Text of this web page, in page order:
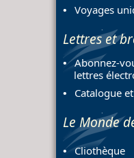
Voyages
Lettres et
Abonnez-
lettres
Catalogue
Le Monde
Cliothèque